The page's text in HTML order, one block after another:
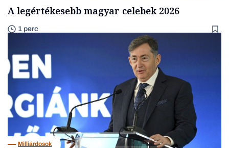
A legértékesebb magyar celebek 2026
1 perc
Milliárdosok